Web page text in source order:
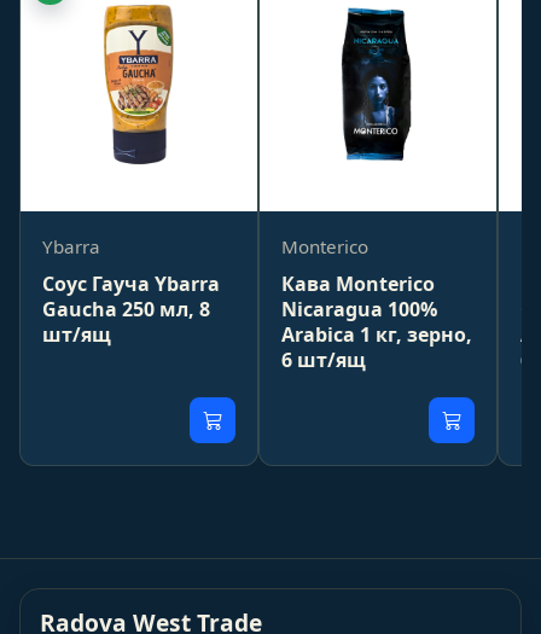
Ybarra
Соус Гауча Ybarra
Gaucha 250 мл, 8
шт/ящ
Monterico
Кава Monterico
Nicaragua 100%
Arabica 1 кг, зерно,
6 шт/ящ
6
Radova West Trade